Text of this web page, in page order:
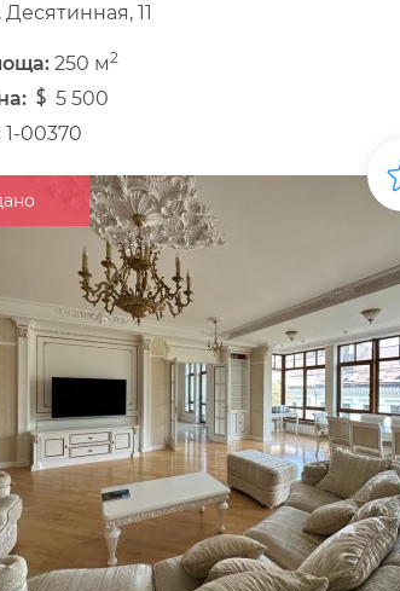
Десятинная, 11
250 м2
5 500
1-00370